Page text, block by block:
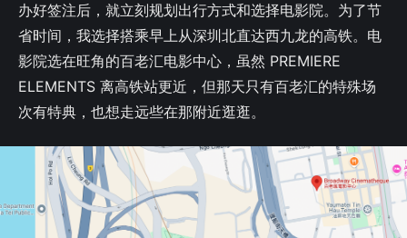
办好签注后，就立刻规划出行方式和选择电影院。为了节
省时间，我选择搭乘早上从深圳北直达西九龙的高铁。电
影院选在旺角的百老汇电影中心，虽然 PREMIERE
ELEMENTS 离高铁站更近，但那天只有百老汇的特殊场
次有特典，也想走远些在那附近逛逛。